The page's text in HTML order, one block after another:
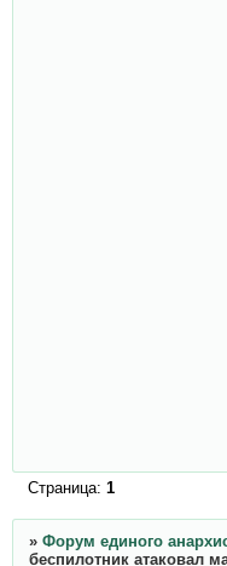
Страница: 1
» Форум единого
беспилотник атаковал